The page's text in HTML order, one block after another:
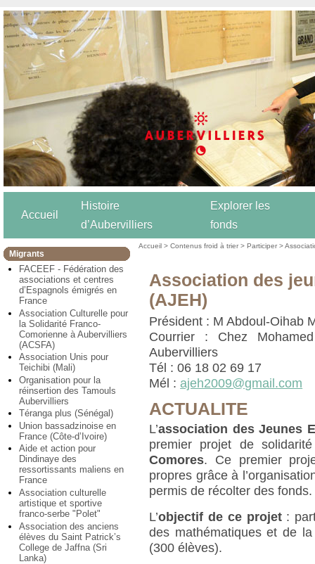
Accueil
Histoire
d’Aubervilliers
Explorer les
fonds
Migrants
FACEEF - Fédération des
associations et centres
d’Espagnols émigrés en
France
Association Culturelle pour
la Solidarité Franco-
Comorienne à Aubervilliers
(ACSFA)
Association Unis pour
Teichibi (Mali)
Organisation pour la
réinsertion des Tamouls
Aubervilliers
Téranga plus (Sénégal)
Union bassadzinoise en
France (Côte-d’Ivoire)
Aide et action pour
Dindinaye des
ressortissants maliens en
France
Association culturelle
artistique et sportive
franco-serbe "Polet"
Association des anciens
élèves du Saint Patrick’s
College de Jaffna (Sri
Lanka)
Accueil >Contenus froid à trier >Participer >
Association des
(AJEH)
Président : M Abdoul-Oihab
Courrier : Chez
Aubervilliers
Tél : 06 18 02 69 17
Mél :ajeh2009@gmail.com
ACTUALITE
L’association des Jeunes
premier projet de
Comores. Ce premier
propres grâce à
permis de récolter des fonds.
L’objectif de ce projet:
des mathématiques et de
(300 élèves).